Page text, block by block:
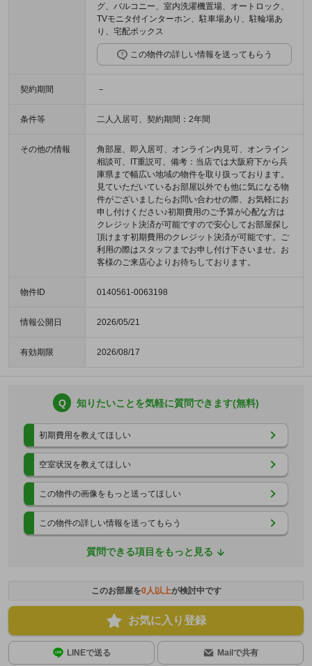
グ、バルコニー、室内洗濯機置場、オートロック、
TVモニタ付インターホン、駐車場あり、駐輪場あ
り、宅配ボックス
この物件の詳しい情報を送ってもらう
契約期間 －
条件等 二人入居可、契約期間：2年間
その他の情報
角部屋、即入居可、オンライン内見可、オンライン
相談可、IT重説可、備考：当店では大阪府下から兵
庫県まで幅広い地域の物件を取り扱っております。
見ていただいているお部屋以外でも他に気になる物
件がございましたらお問い合わせの際、お気軽にお
申し付けください♪初期費用のご予算が心配な方は
クレジット決済が可能ですので安心してお部屋探し
頂けます初期費用のクレジット決済が可能です。ご
利用の際はスタッフまでお申し付け下さいませ。お
客様のご来店心よりお待ちしております。
物件ID 0140561-0063198
情報公開日 2026/05/21
有効期限 2026/08/17
Q 知りたいことを気軽に質問できます(無料)
初期費用を教えてほしい
空室状況を教えてほしい
この物件の画像をもっと送ってほしい
この物件の詳しい情報を送ってもらう
質問できる項目をもっと見る
このお部屋を0人以上が検討中です
お気に入り登録
LINEで送る Mailで共有